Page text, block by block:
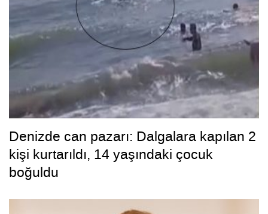
Denizde can pazarı: Dalgalara kapılan 2
kişi kurtarıldı, 14 yaşındaki çocuk
boğuldu